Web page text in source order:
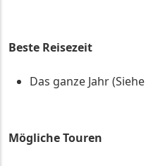
Beste Reisezeit
Das ganze Jahr (Siehe
Mögliche Touren